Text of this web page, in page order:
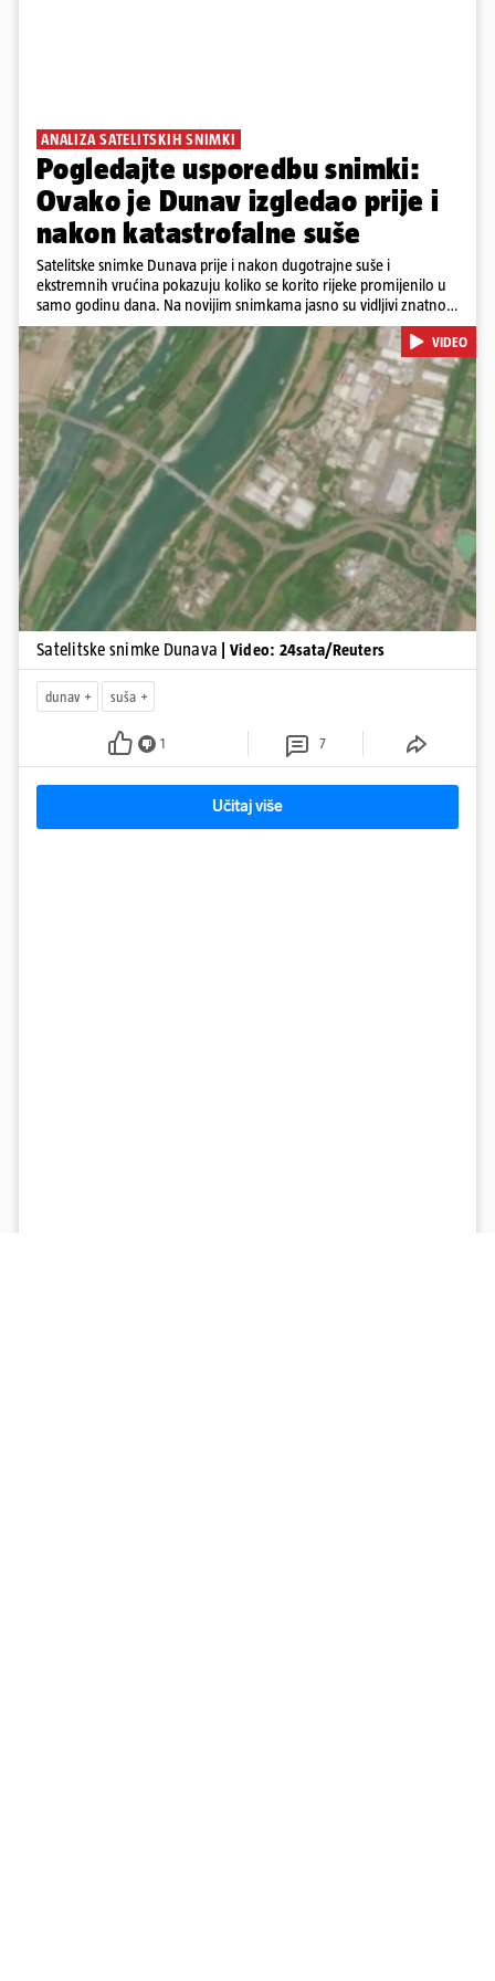
ANALIZA SATELITSKIH SNIMKI
Pogledajte usporedbu snimki:
Ovako je Dunav izgledao prije i
nakon katastrofalne suše
Satelitske snimke Dunava prije i nakon dugotrajne suše i
ekstremnih vrućina pokazuju koliko se korito rijeke promijenilo u
samo godinu dana. Na novijim snimkama jasno su vidljivi znatno
veći pješčani sprudovi i sužene vodene površine, što svjedoči o
povijesno niskim vodostajima. Promjene su zabilježene duž cijelog
toka, od Njemačke i Austrije, preko Slovačke, Hrvatske i Srbije, do
Rumunjske i Bugarske. Snimke je tijekom ljeta 2025. i 2026.
zabilježio satelit Sentinel-2 u sklopu programa Europske unije
Copernicus.
Pokretanje videa...
VIDEO
Satelitske snimke Dunava | Video: 24sata/Reuters
dunav suša
1 7
Učitaj više